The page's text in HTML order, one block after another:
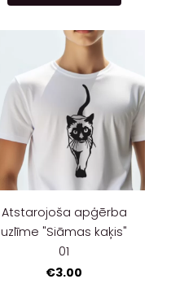
Atstarojoša apģērba
uzlīme "Siāmas kaķis"
01
€3.00